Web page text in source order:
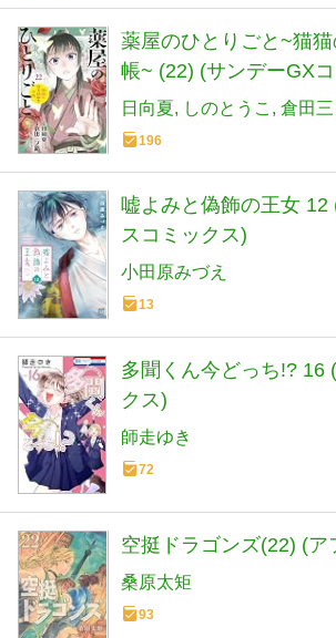
薬屋のひとりごと~猫
帳~ (22) (サンデーGX
日向夏 しのとうこ 倉田
196
嘘よみと偽飾の王女 12
スコミックス)
小田原みづえ
13
多聞くん今どっち!? 16
クス)
師走ゆき
72
空挺ドラゴンズ(22) (ア
桑原太矩
93